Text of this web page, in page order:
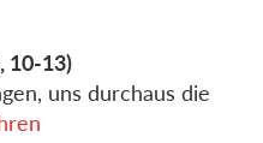
10-13)
uns durchaus die